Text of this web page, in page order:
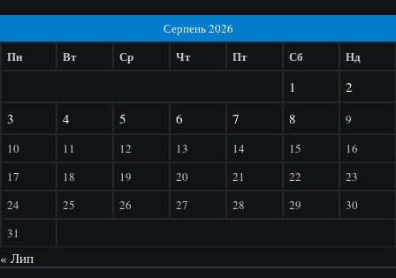
Серпень 2026
Пн Вт Ср Чт Пт Сб Нд
1
2
3
4 5 6 7 8
9
10
11 12 13 14 15
16
17
18 19 20 21 22
23
24
25 26 27 28 29
30
31
« Лип